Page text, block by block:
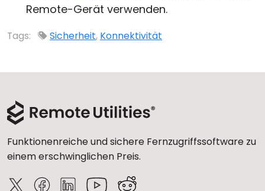
Remote-Gerät verwenden.
Tags: Sicherheit, Konnektivität
Funktionenreiche und sichere Fernzugriffssoftware zu
einem erschwinglichen Preis.